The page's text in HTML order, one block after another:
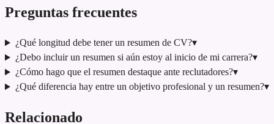
Preguntas frecuentes
¿Qué longitud debe tener un resumen de CV?▾
¿Debo incluir un resumen si aún estoy al inicio de mi carrera?▾
¿Cómo hago que el resumen destaque ante reclutadores?▾
¿Qué diferencia hay entre un objetivo profesional y un resumen?▾
Relacionado